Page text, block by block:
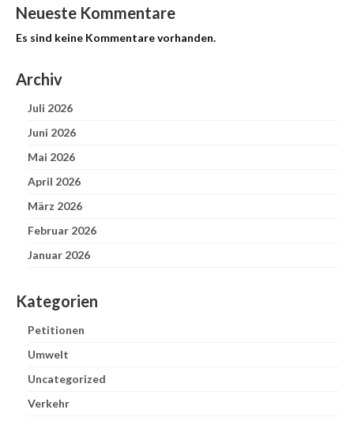
Neueste Kommentare
Es sind keine Kommentare vorhanden.
Archiv
Juli 2026
Juni 2026
Mai 2026
April 2026
März 2026
Februar 2026
Januar 2026
Kategorien
Petitionen
Umwelt
Uncategorized
Verkehr